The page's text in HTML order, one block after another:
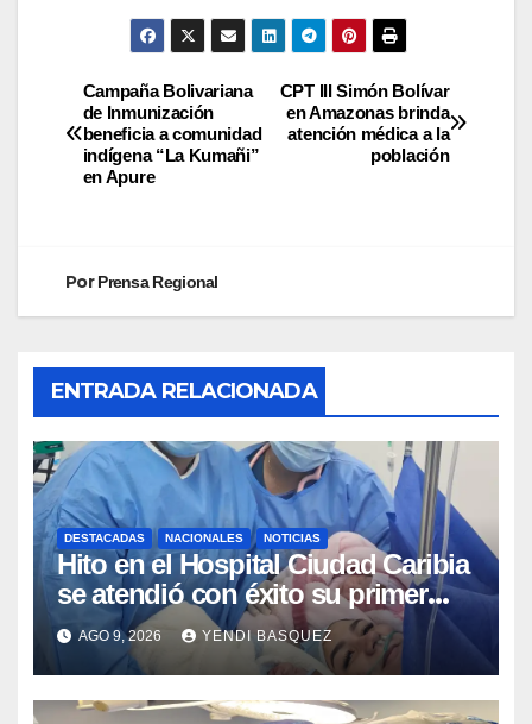
CPT III Simón Bolívar
en Amazonas brinda
atención médica a la
población
Campaña Bolivariana
de Inmunización
beneficia a comunidad
indígena “La Kumañi”
en Apure
PorPrensa Regional
ENTRADA RELACIONADA
DESTACADAS NACIONALES NOTICIAS
Hito en el Hospital Ciudad Caribia
se atendió con éxito su primer
parto gemelar
AGO 9, 2026 YENDI BASQUEZ